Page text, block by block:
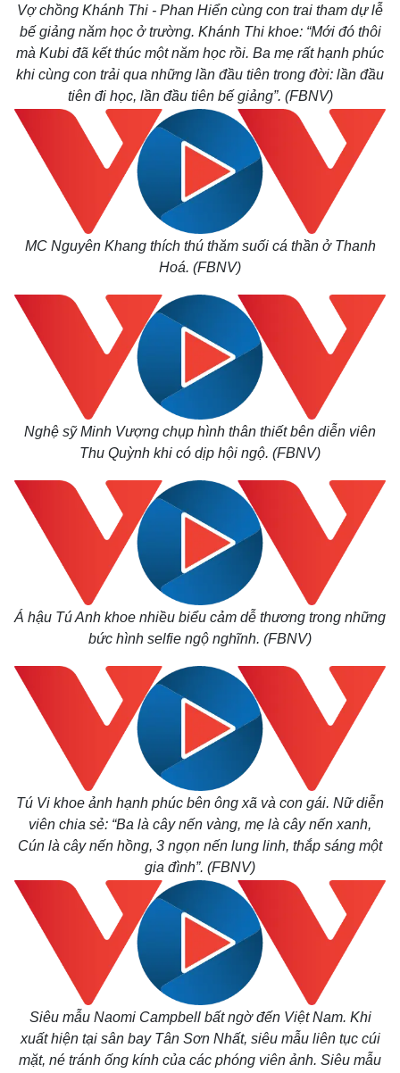
Kinh tế
Bất động sản
Khởi nghiệp
Thị trường
Giá vàng
Tiêu dùng
Tỷ giá
Chứng khoán
Giá cà phê
Vợ chồng Khánh Thi - Phan Hiển cùng con trai tham dự lễ
bế giảng năm học ở trường. Khánh Thi khoe: “Mới đó thôi
mà Kubi đã kết thúc một năm học rồi. Ba mẹ rất hạnh phúc
khi cùng con trải qua những lần đầu tiên trong đời: lần đầu
tiên đi học, lần đầu tiên bế giảng”. (FBNV)
MC Nguyên Khang thích thú thăm suối cá thần ở Thanh
Hoá. (FBNV)
Nghệ sỹ Minh Vượng chụp hình thân thiết bên diễn viên
Thu Quỳnh khi có dịp hội ngộ. (FBNV)
Á hậu Tú Anh khoe nhiều biểu cảm dễ thương trong những
bức hình selfie ngộ nghĩnh. (FBNV)
Tú Vi khoe ảnh hạnh phúc bên ông xã và con gái. Nữ diễn
viên chia sẻ: “Ba là cây nến vàng, mẹ là cây nến xanh,
Cún là cây nến hồng, 3 ngọn nến lung linh, thắp sáng một
gia đình”. (FBNV)
Siêu mẫu Naomi Campbell bất ngờ đến Việt Nam. Khi
xuất hiện tại sân bay Tân Sơn Nhất, siêu mẫu liên tục cúi
mặt, né tránh ống kính của các phóng viên ảnh. Siêu mẫu